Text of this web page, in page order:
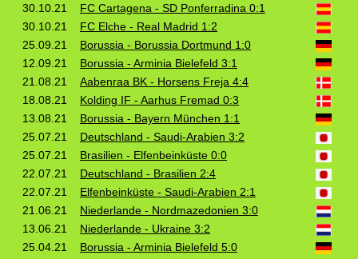
30.10.21
FC Cartagena - SD Ponferradina 0:1
30.10.21
FC Elche - Real Madrid 1:2
25.09.21
Borussia - Borussia Dortmund 1:0
12.09.21
Borussia - Arminia Bielefeld 3:1
21.08.21
Aabenraa BK - Horsens Freja 4:4
18.08.21
Kolding IF - Aarhus Fremad 0:3
13.08.21
Borussia - Bayern München 1:1
25.07.21
Deutschland - Saudi-Arabien 3:2
25.07.21
Brasilien - Elfenbeinküste 0:0
22.07.21
Deutschland - Brasilien 2:4
22.07.21
Elfenbeinküste - Saudi-Arabien 2:1
21.06.21
Niederlande - Nordmazedonien 3:0
13.06.21
Niederlande - Ukraine 3:2
25.04.21
Borussia - Arminia Bielefeld 5:0